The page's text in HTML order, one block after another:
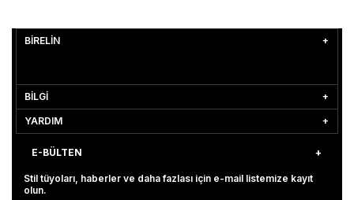
BİRELİN
BİLGİ
YARDIM
E-BÜLTEN
Stil tüyoları, haberler ve daha fazlası için e-mail listemize kayıt
olun.